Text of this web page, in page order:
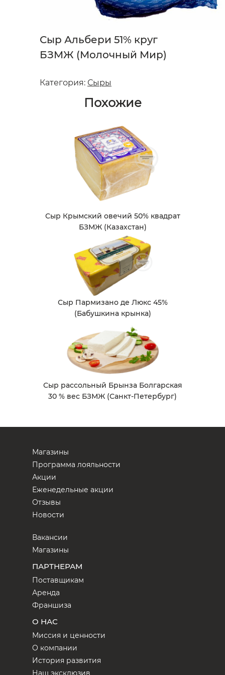
Сыр Альбери 51% круг
БЗМЖ (Молочный Мир)
Категория: Сыры
Похожие
Сыр Крымский овечий 50% квадрат
БЗМЖ (Казахстан)
Сыр Пармизано де Люкс 45%
(Бабушкина крынка)
Сыр рассольный Брынза Болгарская
30 % вес БЗМЖ (Санкт-Петербург)
Магазины
Программа лояльности
Акции
Еженедельные акции
Отзывы
Новости
Вакансии
Магазины
ПАРТНЕРАМ
Поставщикам
Аренда
Франшиза
О НАС
Миссия и ценности
О компании
История развития
Наш эксклюзив